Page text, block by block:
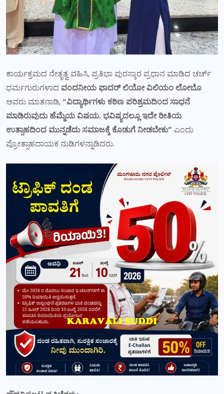
ಕಾರ್ಯಕ್ರಮದ ನೇತೃತ್ವ ವಹಿಸಿ, ಪ್ರತಿಭಾ ಪುರಸ್ಕಾರ ಪ್ರಧಾನ ಮಾಡಿದ ಚರ್ಚ್
ಧರ್ಮಗುರುಗಳಾದ ವಂದನೀಯ ಫಾದರ್ ಲಿಯೋ ವಿಲಿಯಂ ಲೋಬೊ
ಅವರು ಮಾತನಾಡಿ,“ವಿದ್ಯಾರ್ಥಿಗಳು ಕಠಿಣ ಪರಿಶ್ರಮದಿಂದ ಸಾಧನೆ
ಮಾಡಿರುವುದು ಹೆಮ್ಮೆಯ ವಿಷಯ. ಭವಿಷ್ಯದಲ್ಲೂ ಇದೇ ರೀತಿಯ
ಉತ್ಸಾಹದಿಂದ ಮುನ್ನಡೆದು ಸಮಾಜಕ್ಕೆ ಕೊಡುಗೆ ನೀಡಬೇಕು” ಎಂದು
ಪ್ರೋತ್ಸಾಹದಾಯಕ ನುಡಿಗಳನ್ನಾಡಿದರು.